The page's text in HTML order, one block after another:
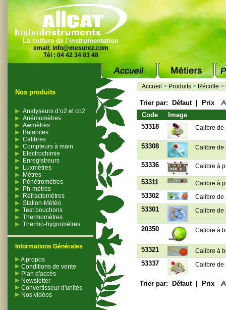
La culture de l'instrumentation
email: info@mesurez.com
Tél : 04 42 34 83 48
Nos produits
Analyseurs d’o2 et co2
Anémomètres
Awmètres
Balances
Calibres
Compteurs à main
Electrochimie
Enregistreurs
Luxmètres
Mètres
Pénétromètres
Ph-mètres
Réfractomètres
Station-Météo
Test bouchons
Thermomètres
Thermo-hygromètres
Informations Générales
A propos
Conditions de vente
Plan d'accès
Newsletter
Convertisseur d'unités
Nos vidéos
Accueil > Produits > Récolte >
Trier par: Défaut|
Prix
Code
Image
53318
Calibre de
53308 Calibre de
53336 Calibre à
53311 Calibre à
53302 Calibre de
53301 Calibre de
20350 Calibre à
53321 Calibre à
53337 Calibre de
Trier par: Défaut| Prix